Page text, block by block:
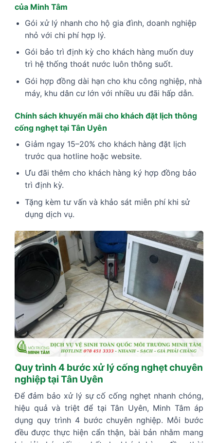
của Minh Tâm
Gói xử lý nhanh cho hộ gia đình, doanh nghiệp
nhỏ với chi phí hợp lý.
Gói bảo trì định kỳ cho khách hàng muốn duy
trì hệ thống thoát nước luôn thông suốt.
Gói hợp đồng dài hạn cho khu công nghiệp, nhà
máy, khu dân cư lớn với nhiều ưu đãi hấp dẫn.
Chính sách khuyến mãi cho khách đặt lịch thông
cống nghẹt tại Tân Uyên
Giảm ngay 15–20% cho khách hàng đặt lịch
trước qua hotline hoặc website.
Ưu đãi thêm cho khách hàng ký hợp đồng bảo
trì định kỳ.
Tặng kèm tư vấn và khảo sát miễn phí khi sử
dụng dịch vụ.
Quy trình 4 bước xử lý cống nghẹt chuyên
nghiệp tại Tân Uyên
Để đảm bảo xử lý sự cố cống nghẹt nhanh chóng,
hiệu quả và triệt để tại Tân Uyên, Minh Tâm áp
dụng quy trình 4 bước chuyên nghiệp. Mỗi bước
đều được thực hiện cẩn thận, bài bản nhằm mang